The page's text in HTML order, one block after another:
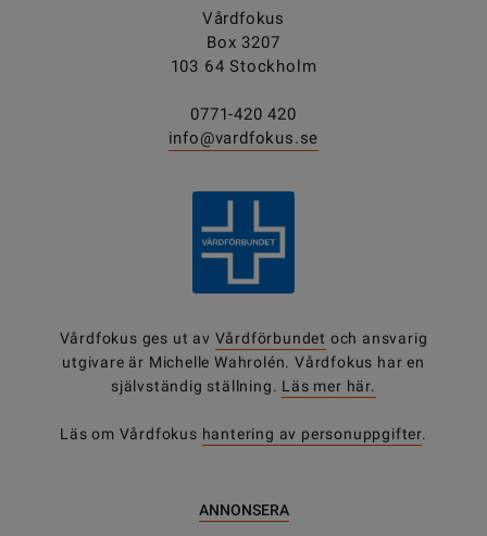
Vårdfokus
Box 3207
103 64 Stockholm
0771-420 420
info@vardfokus.se
Vårdfokus ges ut av Vårdförbundet och ansvarig
utgivare är Michelle Wahrolén. Vårdfokus har en
självständig ställning. Läs mer här.
Läs om Vårdfokus hantering av personuppgifter.
ANNONSERA